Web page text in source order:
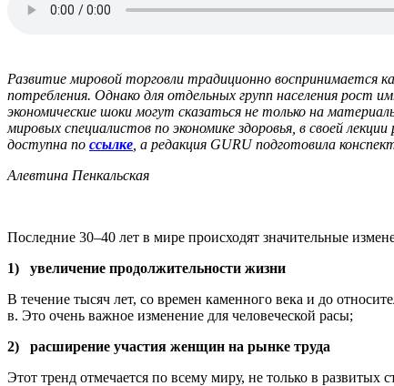
Развитие мировой торговли традиционно воспринимается
потребления. Однако для отдельных групп населения рост
экономические шоки могут сказаться не только на
мировых специалистов по экономике здоровья, в своей
доступна по ссылке , а редакция GURU подготовила
Алевтина Пенкальская
Последние 30–40 лет в мире происходят значительные
1) увеличение продолжительности жизни
В течение тысяч лет, со времен каменного века и до
в. Это очень важное изменение для человеческой расы;
2) расширение участия женщин на рынке труда
Этот тренд отмечается по всему миру, не только в развитых